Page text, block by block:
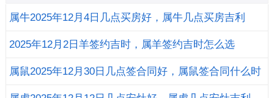
属牛2025年12月4日几点买房好，属牛几点买房吉利
2025年12月2日羊签约吉时，属羊签约吉时怎么选
属鼠2025年12月30日几点签合同好，属鼠签合同什么时